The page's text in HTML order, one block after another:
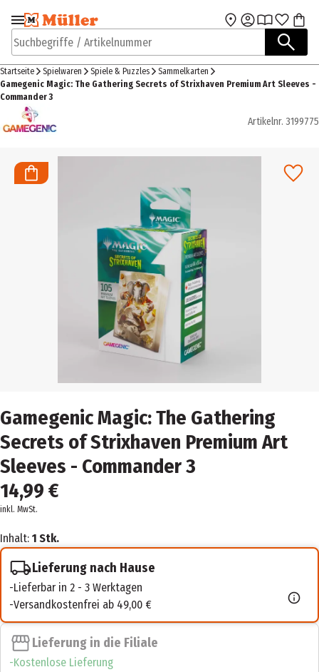
Zur Navigation
springen
Zum Hauptinhalt
Suchbegriffe / Artikelnummer
Startseite Spielwaren Spiele & Puzzles
Sammelkarten
Gamegenic Magic: The Gathering Secrets of Strixhaven Premium Art Sleeves -
Commander 3
Artikelnr. 3199775
Gamegenic Magic: The Gathering
Secrets of Strixhaven Premium Art
Sleeves - Commander 3
14,99 €
inkl. MwSt.
Inhalt: 1 Stk.
Lieferung nach Hause
Lieferbar in 2 - 3 Werktagen
Versandkostenfrei ab 49,00 €
Lieferung in die Filiale
Kostenlose Lieferung